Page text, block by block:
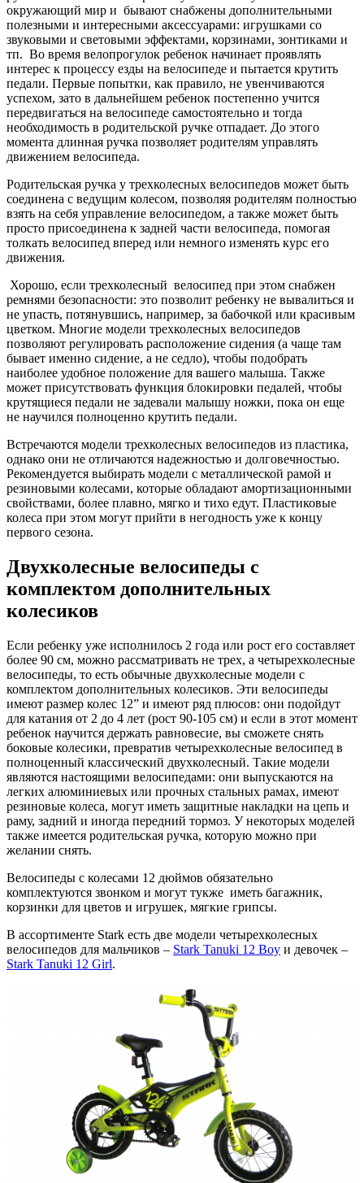
окружающий мир и бывают снабжены дополнительными
полезными и интересными аксессуарами: игрушками со
звуковыми и световыми эффектами, корзинами, зонтиками и
тп. Во время велопрогулок ребенок начинает проявлять
интерес к процессу езды на велосипеде и пытается крутить
педали. Первые попытки, как правило, не увенчиваются
успехом, зато в дальнейшем ребенок постепенно учится
передвигаться на велосипеде самостоятельно и тогда
необходимость в родительской ручке отпадает. До этого
момента длинная ручка позволяет родителям управлять
движением велосипеда.
Родительская ручка у трехколесных велосипедов может быть
соединена с ведущим колесом, позволяя родителям полностью
взять на себя управление велосипедом, а также может быть
просто присоединена к задней части велосипеда, помогая
толкать велосипед вперед или немного изменять курс его
движения.
Хорошо, если трехколесный велосипед при этом снабжен
ремнями безопасности: это позволит ребенку не вывалиться и
не упасть, потянувшись, например, за бабочкой или красивым
цветком. Многие модели трехколесных велосипедов
позволяют регулировать расположение сидения (а чаще там
бывает именно сидение, а не седло), чтобы подобрать
наиболее удобное положение для вашего малыша. Также
может присутствовать функция блокировки педалей, чтобы
крутящиеся педали не задевали малышу ножки, пока он еще
не научился полноценно крутить педали.
Встречаются модели трехколесных велосипедов из пластика,
однако они не отличаются надежностью и долговечностью.
Рекомендуется выбирать модели с металлической рамой и
резиновыми колесами, которые обладают амортизационными
свойствами, более плавно, мягко и тихо едут. Пластиковые
колеса при этом могут прийти в негодность уже к концу
первого сезона.
Двухколесные велосипеды с
комплектом дополнительных
колесиков
Если ребенку уже исполнилось 2 года или рост его составляет
более 90 см, можно рассматривать не трех, а четырехколесные
велосипеды, то есть обычные двухколесные модели с
комплектом дополнительных колесиков. Эти велосипеды
имеют размер колес 12” и имеют ряд плюсов: они подойдут
для катания от 2 до 4 лет (рост 90-105 см) и если в этот момент
ребенок научится держать равновесие, вы сможете снять
боковые колесики, превратив четырехколесные велосипед в
полноценный классический двухколесный. Такие модели
являются настоящими велосипедами: они выпускаются на
легких алюминиевых или прочных стальных рамах, имеют
резиновые колеса, могут иметь защитные накладки на цепь и
раму, задний и иногда передний тормоз. У некоторых моделей
также имеется родительская ручка, которую можно при
желании снять.
Велосипеды с колесами 12 дюймов обязательно
комплектуются звонком и могут тукже иметь багажник,
корзинки для цветов и игрушек, мягкие грипсы.
В ассортименте Stark есть две модели четырехколесных
велосипедов для мальчиков – Stark Tanuki 12 Boy и девочек –
Stark Tanuki 12 Girl.